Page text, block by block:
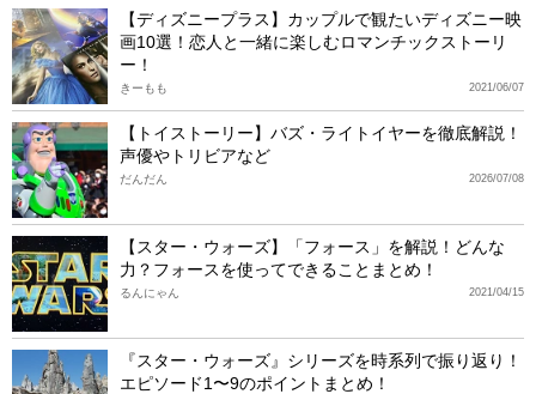
【ディズニープラス】カップルで観たいディズニー映
画10選！恋人と一緒に楽しむロマンチックストーリ
ー！
2021/06/07
きーもも
【トイストーリー】バズ・ライトイヤーを徹底解説！
声優やトリビアなど
2026/07/08
だんだん
【スター・ウォーズ】「フォース」を解説！どんな
力？フォースを使ってできることまとめ！
2021/04/15
るんにゃん
『スター・ウォーズ』シリーズを時系列で振り返り！
エピソード1〜9のポイントまとめ！